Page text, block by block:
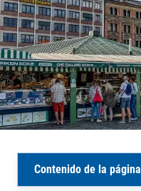
Contenido de la página